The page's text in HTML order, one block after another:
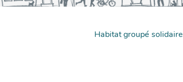
Habitat groupé solidaire